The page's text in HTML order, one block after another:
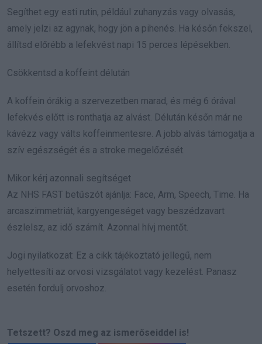
Segíthet egy esti rutin, például zuhanyzás vagy olvasás,
amely jelzi az agynak, hogy jön a pihenés. Ha későn fekszel,
állítsd előrébb a lefekvést napi 15 perces lépésekben.
Csökkentsd a koffeint délután
A koffein órákig a szervezetben marad, és még 6 órával
lefekvés előtt is ronthatja az alvást. Délután későn már ne
kávézz vagy válts koffeinmentesre. A jobb alvás támogatja a
szív egészségét és a stroke megelőzését.
Mikor kérj azonnali segítséget
Az NHS FAST betűszót ajánlja: Face, Arm, Speech, Time. Ha
arcaszimmetriát, kargyengeséget vagy beszédzavart
észlelsz, az idő számít. Azonnal hívj mentőt.
Jogi nyilatkozat: Ez a cikk tájékoztató jellegű, nem
helyettesíti az orvosi vizsgálatot vagy kezelést. Panasz
esetén fordulj orvoshoz.
Tetszett? Oszd meg az ismerőseiddel is!